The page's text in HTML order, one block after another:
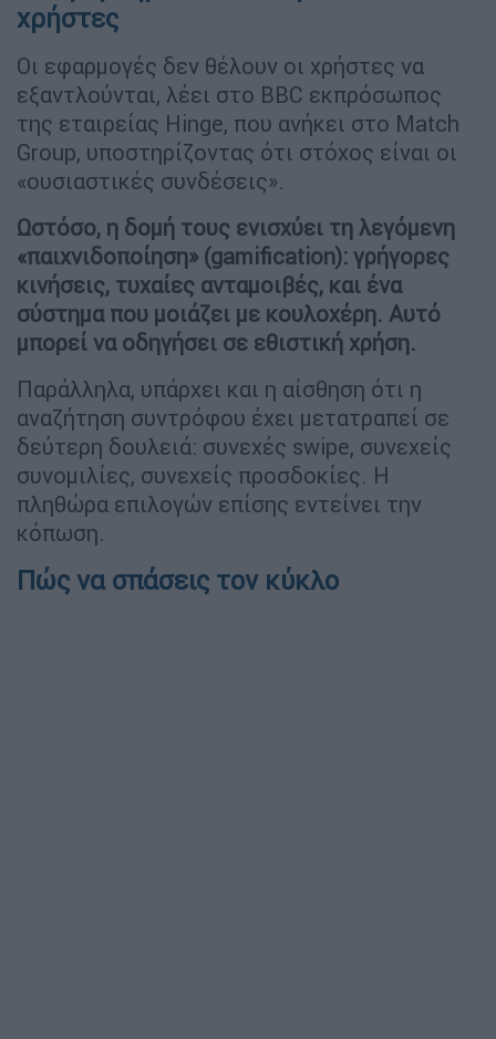
χρήστες
Οι εφαρμογές δεν θέλουν οι χρήστες να
εξαντλούνται, λέει στο BBC εκπρόσωπος
της εταιρείας Hinge, που ανήκει στο Match
Group, υποστηρίζοντας ότι στόχος είναι οι
«ουσιαστικές συνδέσεις».
Ωστόσο, η δομή τους ενισχύει τη λεγόμενη
«παιχνιδοποίηση» (gamification): γρήγορες
κινήσεις, τυχαίες ανταμοιβές, και ένα
σύστημα που μοιάζει με κουλοχέρη. Αυτό
μπορεί να οδηγήσει σε εθιστική χρήση.
Παράλληλα, υπάρχει και η αίσθηση ότι η
αναζήτηση συντρόφου έχει μετατραπεί σε
δεύτερη δουλειά: συνεχές swipe, συνεχείς
συνομιλίες, συνεχείς προσδοκίες. Η
πληθώρα επιλογών επίσης εντείνει την
κόπωση.
Πώς να σπάσεις τον κύκλο